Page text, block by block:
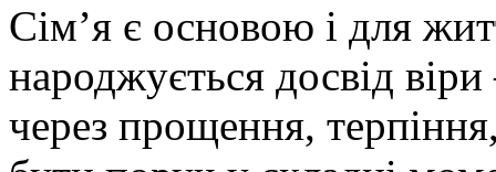
Сім’я є основою і для
народжується досвід
через прощення,